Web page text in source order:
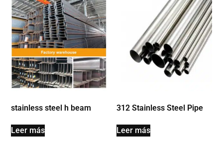
stainless steel h beam
Leer más
312 Stainless Steel Pipe
Leer más